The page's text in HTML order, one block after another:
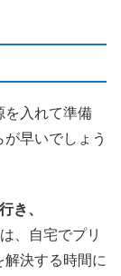
を入れて準備
早いでしょう
き、
は、自宅でプリ
解決する時間に